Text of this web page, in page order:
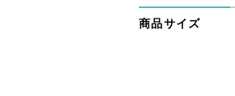
商品サイズ